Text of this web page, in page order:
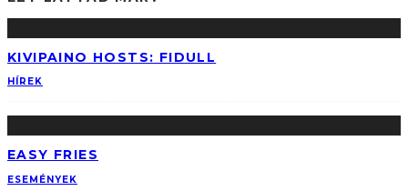
KIVIPAINO HOSTS: FIDULL
HÍREK
EASY FRIES
ESEMÉNYEK